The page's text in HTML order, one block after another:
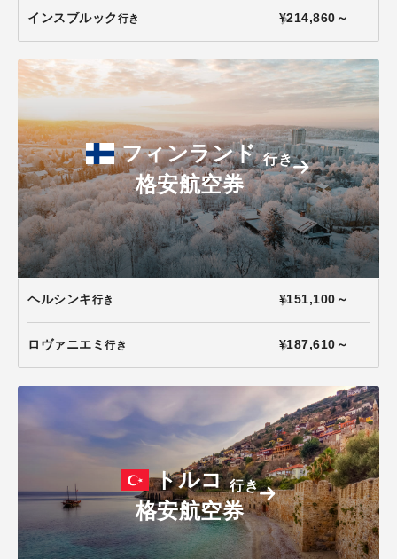
インスブルック 行き ¥214,860～
フィンランド行き
格安航空券
ヘルシンキ行き ¥151,100～
ロヴァニエミ 行き ¥187,610～
トルコ行き
格安航空券